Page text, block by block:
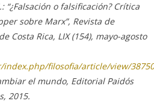
“¿Falsación o falsificación? Crítica
sobre Marx”, Revista de
Costa Rica, LIX (154), mayo-agosto
filosofia/article/view/
el mundo, Editorial Paidós
2015.